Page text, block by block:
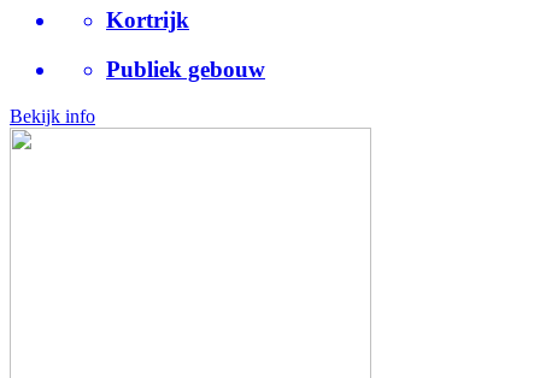
Kortrijk
Publiek gebouw
Bekijk info